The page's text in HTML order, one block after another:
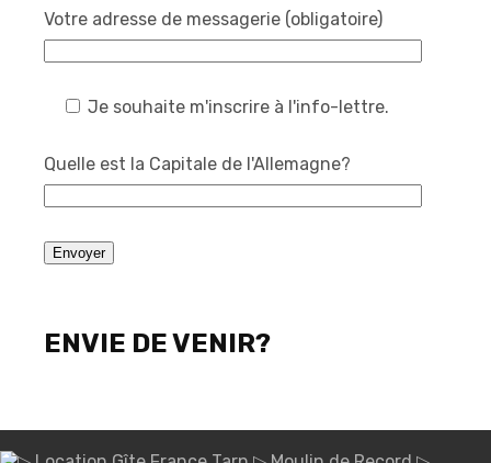
Votre adresse de messagerie (obligatoire)
Je souhaite m'inscrire à l'info-lettre.
Quelle est la Capitale de l'Allemagne?
ENVIE DE VENIR?